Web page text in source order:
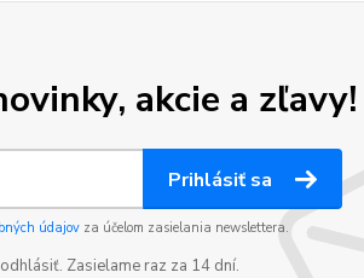
akcie a zľavy!
Prihlásiť sa
údajovza účelom zasielania newslettera.
Zasielame raz za 14 dní.